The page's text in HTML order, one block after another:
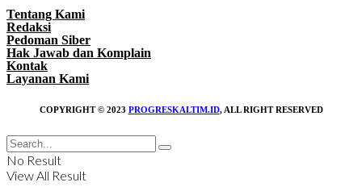
Tentang Kami
Redaksi
Pedoman Siber
Hak Jawab dan Komplain
Kontak
Layanan Kami
COPYRIGHT © 2023 PROGRESKALTIM.ID, ALL RIGHT RESERVED
No Result
View All Result